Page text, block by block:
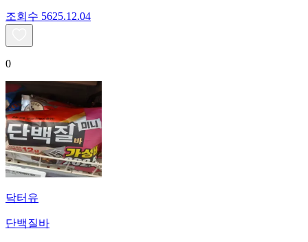
조회수 5625.12.04
0
닥터유
단백질바